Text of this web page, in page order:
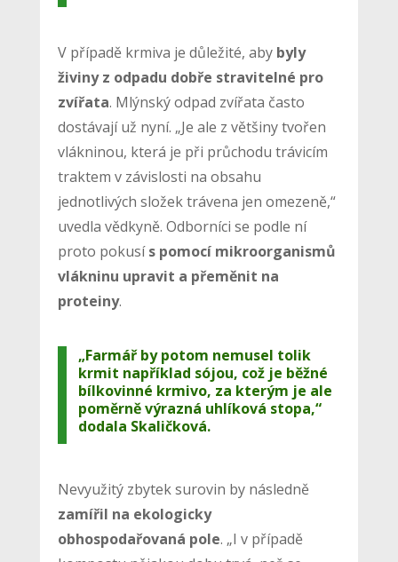
V případě krmiva je důležité, aby byly
živiny z odpadu dobře stravitelné pro
zvířata. Mlýnský odpad zvířata často
dostávají už nyní. „Je ale z většiny tvořen
vlákninou, která je při průchodu trávicím
traktem v závislosti na obsahu
jednotlivých složek trávena jen omezeně,“
uvedla vědkyně. Odborníci se podle ní
proto pokusís pomocí mikroorganismů
vlákninu upravit a přeměnit na
proteiny.
„Farmář by potom nemusel tolik
krmit například sójou, což je běžné
bílkovinné krmivo, za kterým je ale
poměrně výrazná uhlíková stopa,“
dodala Skaličková.
Nevyužitý zbytek surovin by následně
zamířil na ekologicky
obhospodařovaná pole. „I v případě